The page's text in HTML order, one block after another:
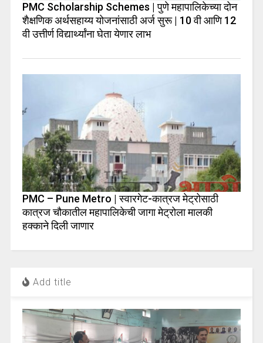
PMC Scholarship Schemes | पुणे महापालिकेच्या दोन
शैक्षणिक अर्थसहाय्य योजनांसाठी अर्ज सुरू | 10 वी आणि 12
वी उत्तीर्ण विद्यार्थ्यांना घेता येणार लाभ
PMC – Pune Metro | स्वारगेट-कात्रज मेट्रोसाठी
कात्रज चौकातील महापालिकेची जागा मेट्रोला मालकी
हक्काने दिली जाणार
Add title